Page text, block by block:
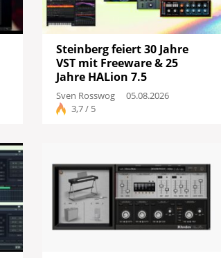
Steinberg feiert 30 Jahre
VST mit Freeware & 25
Jahre HALion 7.5
Sven Rosswog
05.08.2026
3,7 / 5